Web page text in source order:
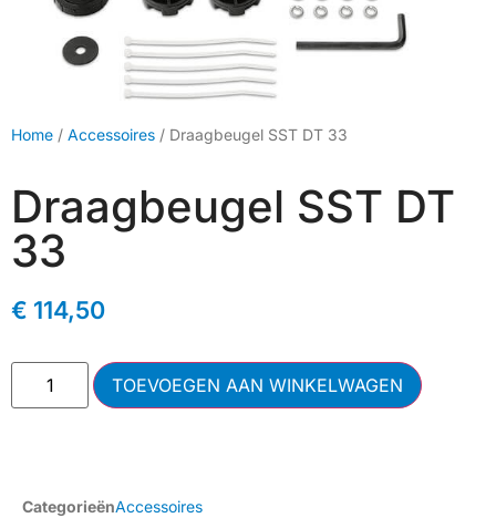
Home / Accessoires / Draagbeugel SST DT 33
Draagbeugel SST DT
33
€ 114,50
TOEVOEGEN AAN WINKELWAGEN
CategorieënAccessoires